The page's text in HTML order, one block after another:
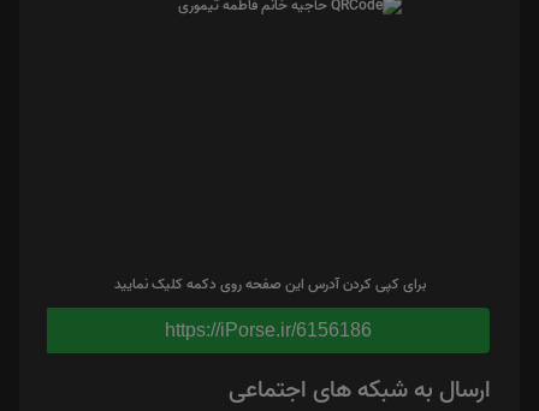
برای کپی کردن آدرس این صفحه روی دکمه کلیک نمایید
https://iPorse.ir/6156186
ارسال به شبکه های اجتماعی